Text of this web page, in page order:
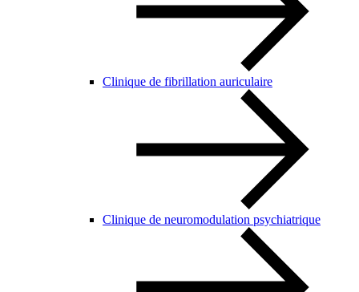
Clinique de fibrillation auriculaire
Clinique de neuromodulation psychiatrique